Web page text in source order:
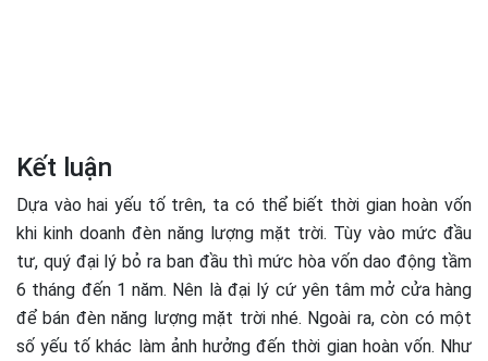
Kết luận
Dựa vào hai yếu tố trên, ta có thể biết thời gian hoàn vốn
khi kinh doanh đèn năng lượng mặt trời. Tùy vào mức đầu
tư, quý đại lý bỏ ra ban đầu thì mức hòa vốn dao động tầm
6 tháng đến 1 năm. Nên là đại lý cứ yên tâm mở cửa hàng
để bán đèn năng lượng mặt trời nhé. Ngoài ra, còn có một
số yếu tố khác làm ảnh hưởng đến thời gian hoàn vốn. Như